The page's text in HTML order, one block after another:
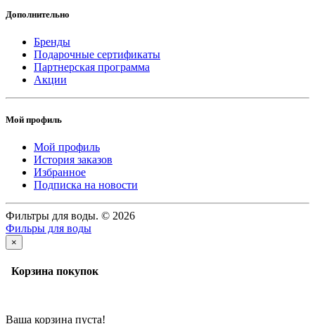
Дополнительно
Бренды
Подарочные сертификаты
Партнерская программа
Акции
Мой профиль
Мой профиль
История заказов
Избранное
Подписка на новости
Фильтры для воды. © 2026
Фильры для воды
×
Корзина покупок
Ваша корзина пуста!